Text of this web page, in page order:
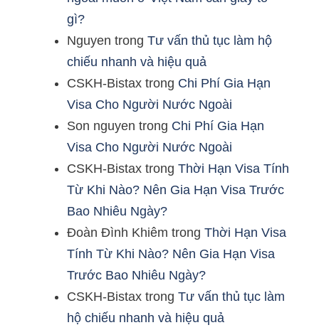
gì?
Nguyen trong Tư vấn thủ tục làm hộ
chiếu nhanh và hiệu quả
CSKH-Bistax trong Chi Phí Gia Hạn
Visa Cho Người Nước Ngoài
Son nguyen trong Chi Phí Gia Hạn
Visa Cho Người Nước Ngoài
CSKH-Bistax trong Thời Hạn Visa Tính
Từ Khi Nào? Nên Gia Hạn Visa Trước
Bao Nhiêu Ngày?
Đoàn Đình Khiêm trong Thời Hạn Visa
Tính Từ Khi Nào? Nên Gia Hạn Visa
Trước Bao Nhiêu Ngày?
CSKH-Bistax trong Tư vấn thủ tục làm
hộ chiếu nhanh và hiệu quả